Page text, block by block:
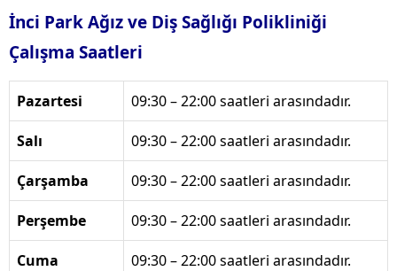
İnci Park Ağız ve Diş Sağlığı Polikliniği
Çalışma Saatleri
Pazartesi 09:30 – 22:00 saatleri arasındadır.
Salı 09:30 – 22:00 saatleri arasındadır.
Çarşamba 09:30 – 22:00 saatleri arasındadır.
Perşembe 09:30 – 22:00 saatleri arasındadır.
Cuma 09:30 – 22:00 saatleri arasındadır.